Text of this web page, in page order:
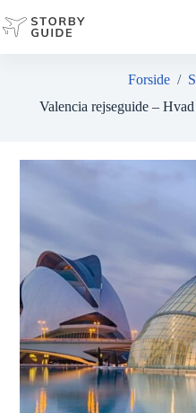
til
indhold
Forside/
Valencia rejseguide –